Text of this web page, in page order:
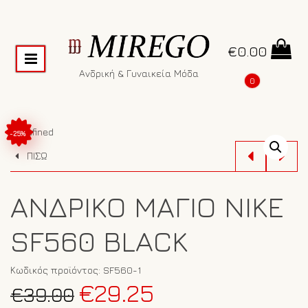
Ανδρική & Γυναικεία Μόδα
€0.00
0
-25%
undefined
ΠΙΣΩ
ΑΝΔΡΙΚΌ ΜΑΓΙΌ NIKE
SF560 BLACK
Κωδικός προϊόντος: SF560-1
€39.00 Original
€29.25